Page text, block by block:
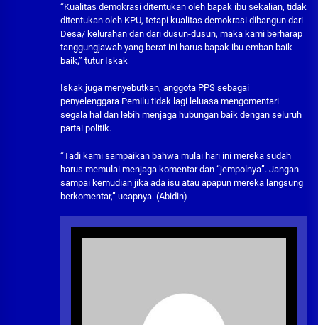
“Kualitas demokrasi ditentukan oleh bapak ibu sekalian, tidak
ditentukan oleh KPU, tetapi kualitas demokrasi dibangun dari
Desa/ kelurahan dan dari dusun-dusun, maka kami berharap
tanggungjawab yang berat ini harus bapak ibu emban baik-
baik,” tutur Iskak
Iskak juga menyebutkan, anggota PPS sebagai
penyelenggara Pemilu tidak lagi leluasa mengomentari
segala hal dan lebih menjaga hubungan baik dengan seluruh
partai politik.
“Tadi kami sampaikan bahwa mulai hari ini mereka sudah
harus memulai menjaga komentar dan “jempolnya”. Jangan
sampai kemudian jika ada isu atau apapun mereka langsung
berkomentar,” ucapnya. (Abidin)